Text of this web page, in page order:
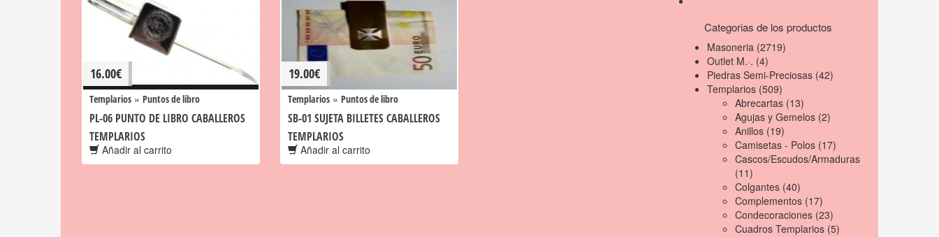
16.00€
Templarios » Puntos de libro
PL-06 PUNTO DE LIBRO CABALLEROS
TEMPLARIOS
Añadir al carrito
19.00€
Templarios » Puntos de libro
SB-01 SUJETA BILLETES CABALLEROS
TEMPLARIOS
Añadir al carrito
Categorias de los productos
Masoneria (2719)
Outlet M.·. (4)
Piedras Semi-Preciosas (42)
Templarios (509)
Abrecartas (13)
Agujas y Gemelos (2)
Anillos (19)
Camisetas - Polos (17)
Cascos/Escudos/Armaduras
(11)
Colgantes (40)
Complementos (17)
Condecoraciones (23)
Cuadros Templarios (5)